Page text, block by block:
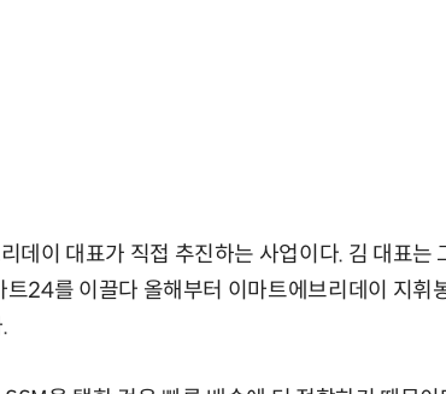
데이 대표가 직접 추진하는 사업이다. 김 대표는
24를 이끌다 올해부터 이마트에브리데이 지휘